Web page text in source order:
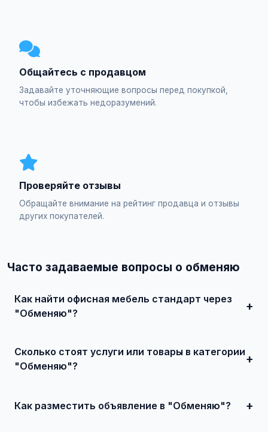
Общайтесь с продавцом
Задавайте уточняющие вопросы перед покупкой,
чтобы избежать недоразумений.
Проверяйте отзывы
Обращайте внимание на рейтинг продавца и отзывы
других покупателей.
Часто задаваемые вопросы о обменяю
Как найти офисная мебель стандарт через
"Обменяю"?
и договоритесь о сделке.
Сколько стоят услуги или товары в категории
"Обменяю"?
Как разместить объявление в "Обменяю"?